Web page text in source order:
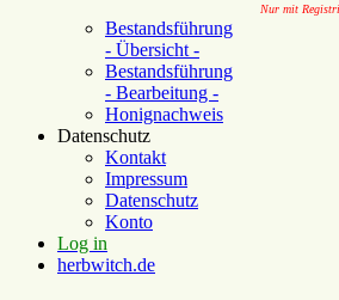
Nur mit
Bestandsführung
- Übersicht -
Bestandsführung
- Bearbeitung -
Honignachweis
Datenschutz
Kontakt
Impressum
Datenschutz
Konto
Log in
herbwitch.de